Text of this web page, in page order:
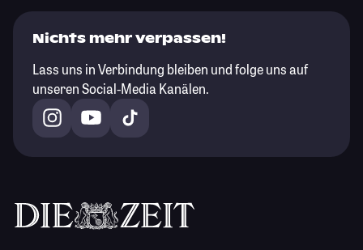
Nichts mehr verpassen!
Lass uns in Verbindung bleiben und folge uns auf
unseren Social-Media Kanälen.